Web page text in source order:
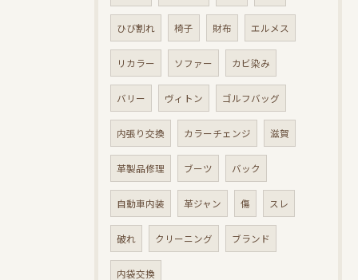
ひび割れ 椅子 財布 エルメス
リカラー ソファー カビ染み
バリー ヴィトン ゴルフバッグ
内張り交換 カラーチェンジ 滋賀
革製品修理 ブーツ バック
自動車内装 革ジャン 傷 スレ
破れ クリーニング ブランド
内袋交換